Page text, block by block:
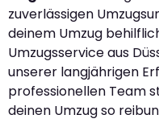
zuverlässigen
deinem Umzug
Umzugsservice aus
unserer langjährigen
professionellen Team
deinen Umzug so